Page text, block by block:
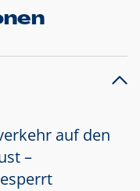
auf den
–